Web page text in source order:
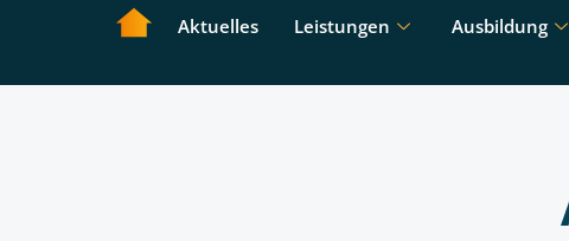
Aktuelles Leistungen Ausbildung